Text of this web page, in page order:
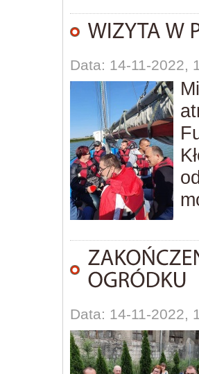
Data: 14-11-2022,
Data: 14-11-2022,